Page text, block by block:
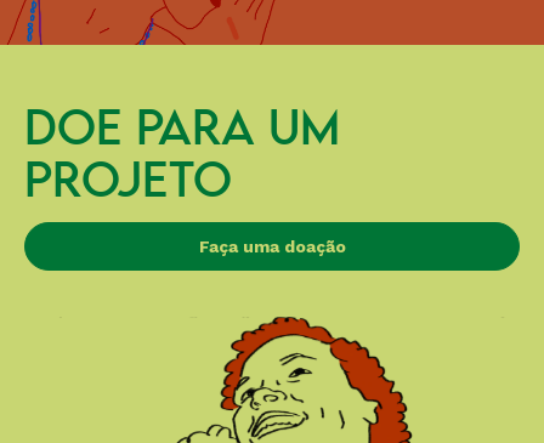
DOE PARA UM
PROJETO
Faça uma doação